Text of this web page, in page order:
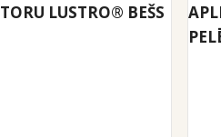
LUSTRO® BEŠS